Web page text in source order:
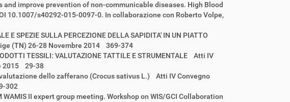
improve prevention of non-communicable diseases. High Blood
10.1007/s40292-015-0097-0. In collaborazione con Roberto Volpe,
SPEZIE SULLA PERCEZIONE DELLA SAPIDITA' IN UN PIATTO
(TN) 26-28 Novembre 2014 369-374
TESSILI: VALUTAZIONE TATTILE E STRUMENTALE Atti IV
2015 29-38
dello zafferano (Crocus sativus L.) Atti IV Convegno
302
II expert group meeting. Workshop on WIS/GCI Collaboration